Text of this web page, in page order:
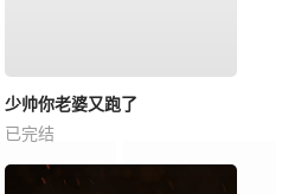
少帅你老婆又跑了
已完结